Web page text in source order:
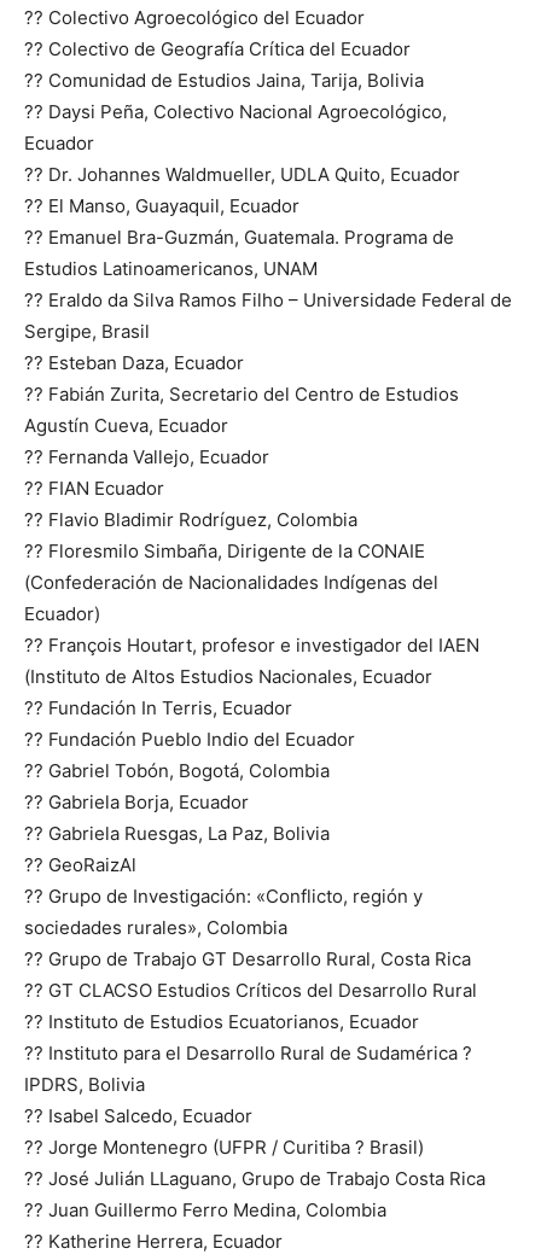
?? Colectivo Agroecológico del Ecuador
?? Colectivo de Geografía Crítica del Ecuador
?? Comunidad de Estudios Jaina, Tarija, Bolivia
?? Daysi Peña, Colectivo Nacional Agroecológico,
Ecuador
?? Dr. Johannes Waldmueller, UDLA Quito, Ecuador
?? El Manso, Guayaquil, Ecuador
?? Emanuel Bra-Guzmán, Guatemala. Programa de
Estudios Latinoamericanos, UNAM
?? Eraldo da Silva Ramos Filho – Universidade Federal de
Sergipe, Brasil
?? Esteban Daza, Ecuador
?? Fabián Zurita, Secretario del Centro de Estudios
Agustín Cueva, Ecuador
?? Fernanda Vallejo, Ecuador
?? FIAN Ecuador
?? Flavio Bladimir Rodríguez, Colombia
?? Floresmilo Simbaña, Dirigente de la CONAIE
(Confederación de Nacionalidades Indígenas del
Ecuador)
?? François Houtart, profesor e investigador del IAEN
(Instituto de Altos Estudios Nacionales, Ecuador
?? Fundación In Terris, Ecuador
?? Fundación Pueblo Indio del Ecuador
?? Gabriel Tobón, Bogotá, Colombia
?? Gabriela Borja, Ecuador
?? Gabriela Ruesgas, La Paz, Bolivia
?? GeoRaizAl
?? Grupo de Investigación: «Conflicto, región y
sociedades rurales», Colombia
?? Grupo de Trabajo GT Desarrollo Rural, Costa Rica
?? GT CLACSO Estudios Críticos del Desarrollo Rural
?? Instituto de Estudios Ecuatorianos, Ecuador
?? Instituto para el Desarrollo Rural de Sudamérica ?
IPDRS, Bolivia
?? Isabel Salcedo, Ecuador
?? Jorge Montenegro (UFPR / Curitiba ? Brasil)
?? José Julián LLaguano, Grupo de Trabajo Costa Rica
?? Juan Guillermo Ferro Medina, Colombia
?? Katherine Herrera, Ecuador